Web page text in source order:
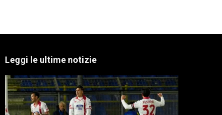
Leggi le ultime notizie